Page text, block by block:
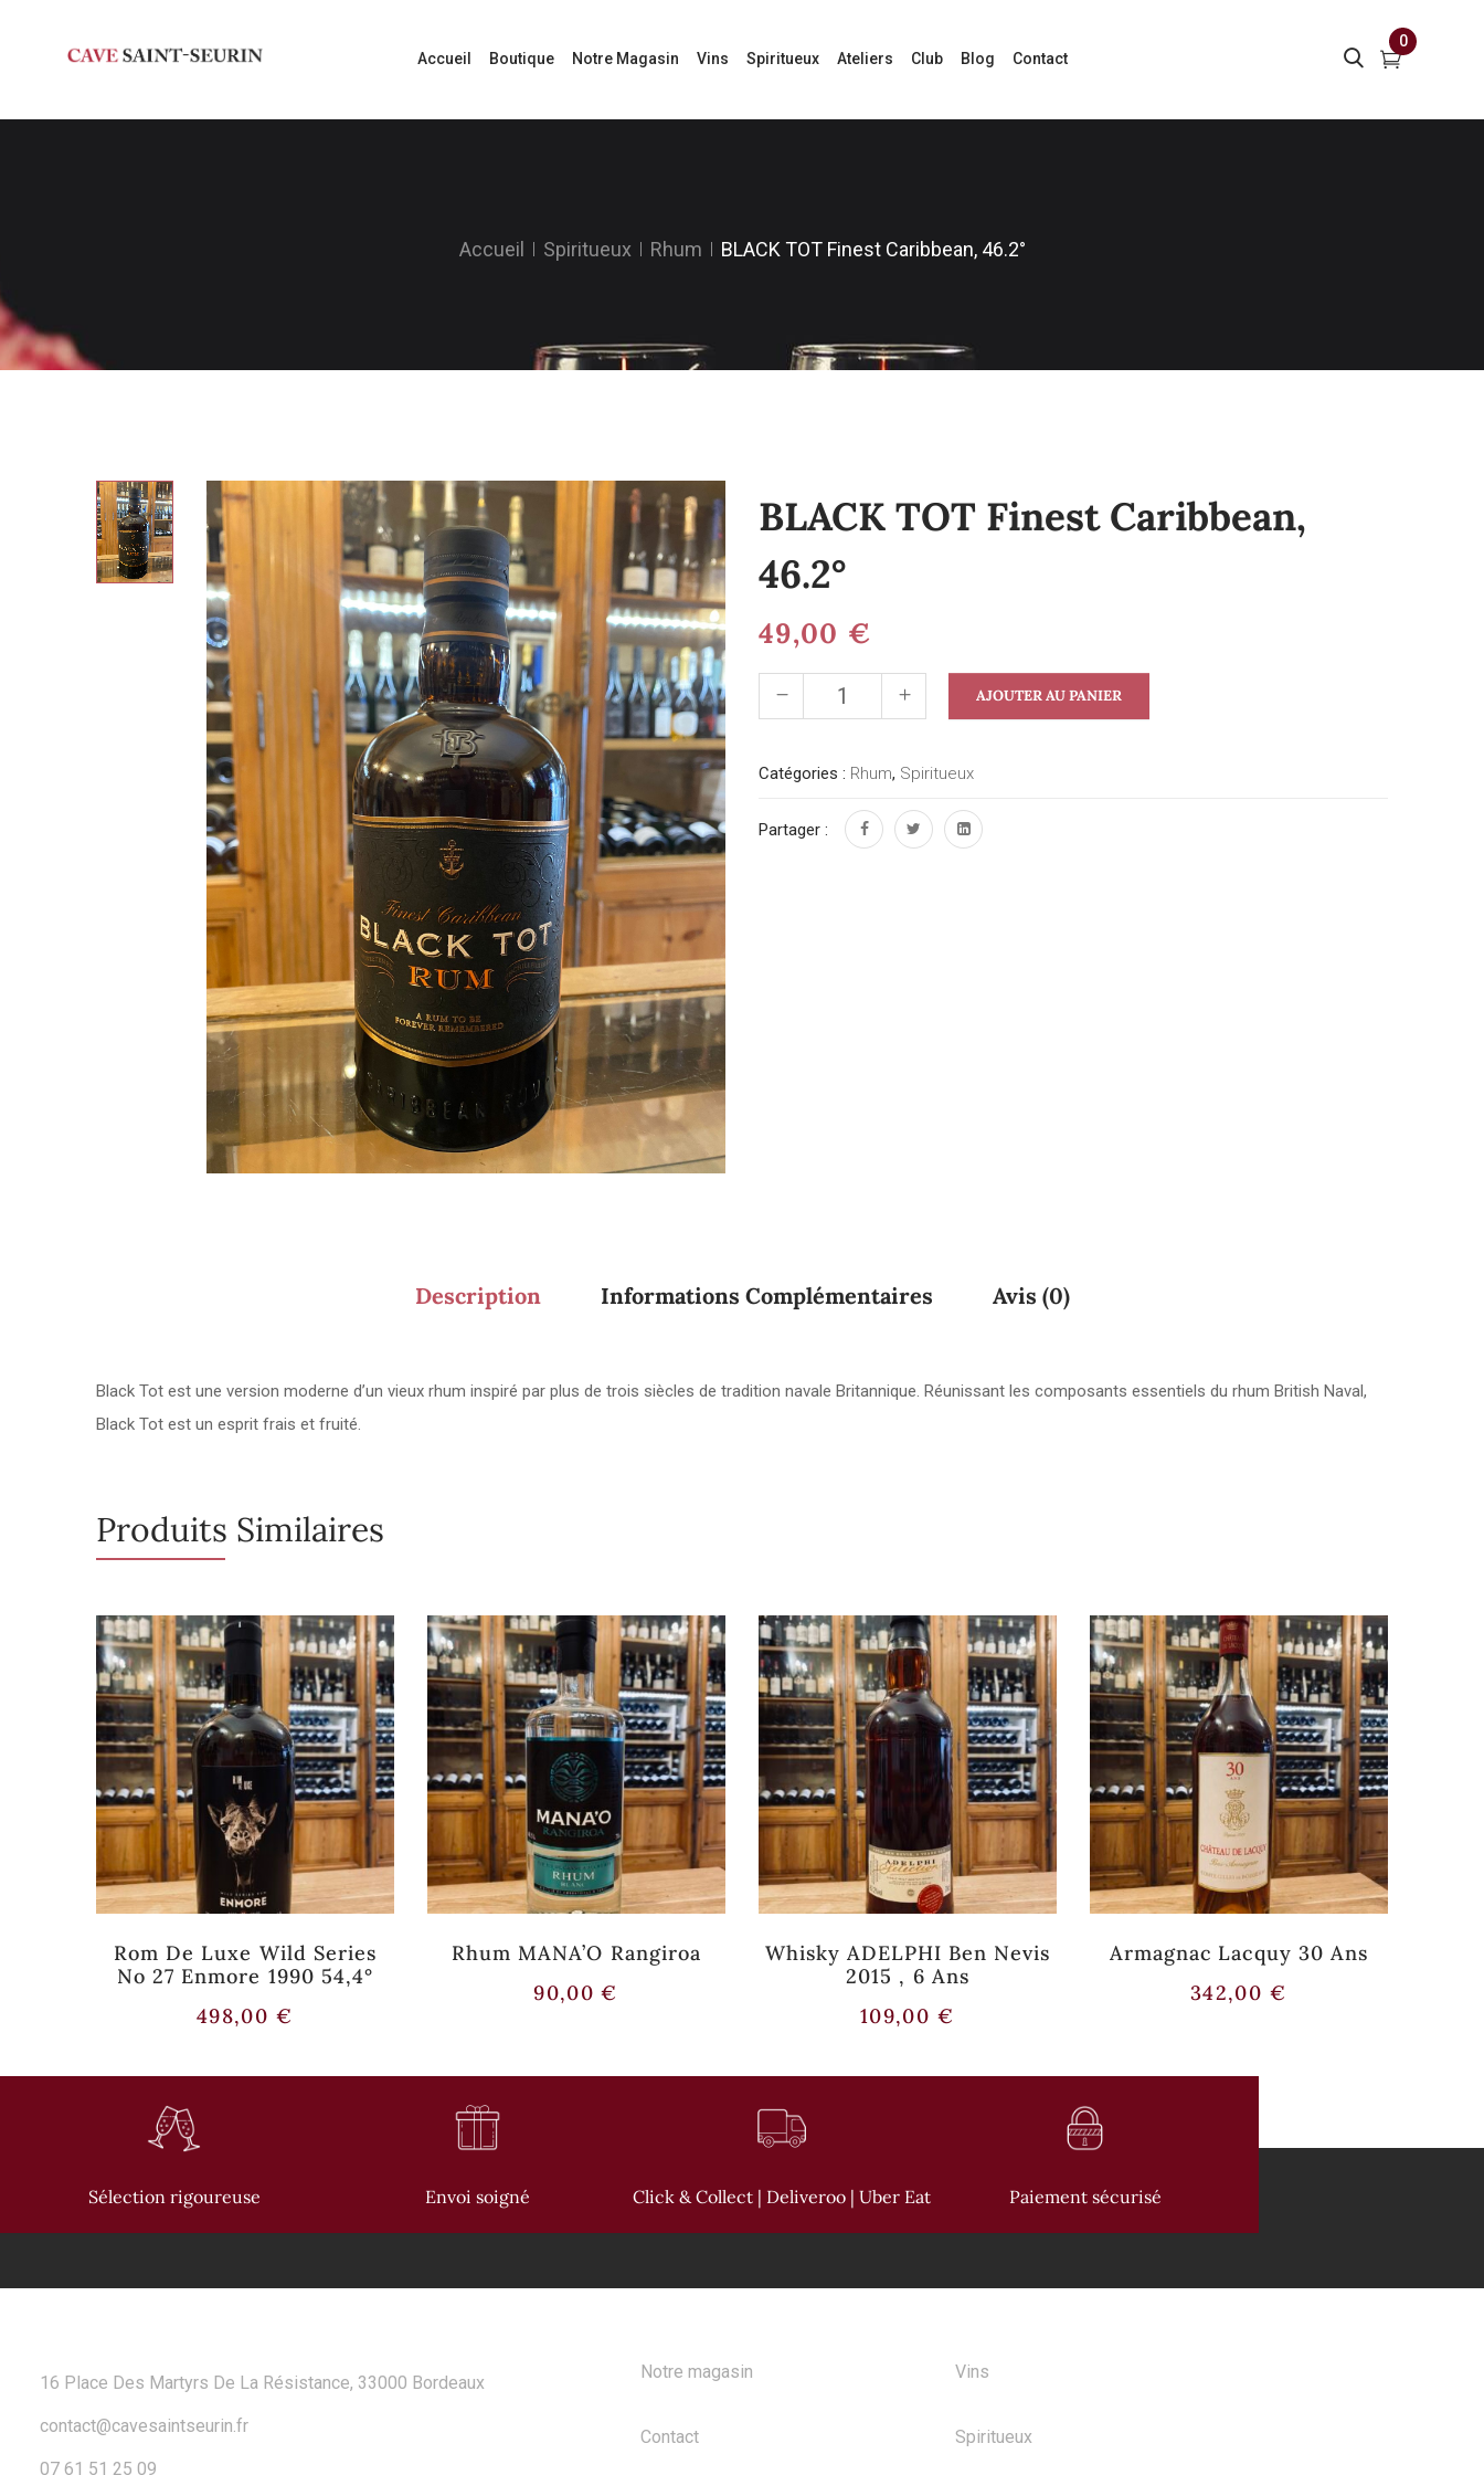
Accueil Boutique Notre Magasin Vins Spiritueux Ateliers Club Blog Contact
0
Accueil Spiritueux Rhum BLACK TOT Finest Caribbean, 46.2°
BLACK TOT Finest Caribbean,
46.2°
49,00 €
AJOUTER AU PANIER
Catégories : Rhum, Spiritueux
Partager :
Description Informations Complémentaires Avis (0)
Black Tot est une version moderne d’un vieux rhum inspiré par plus de trois siècles de tradition navale Britannique. Réunissant les composants essentiels du rhum British Naval,
Black Tot est un esprit frais et fruité.
Produits Similaires
Rom De Luxe Wild Series
No 27 Enmore 1990 54,4°
498,00 €
Rupture de stock
Rhum MANA’O Rangiroa
90,00€
Rupture de stock
Whisky ADELPHI Ben Nevis
2015 , 6 Ans
109,00 €
Armagnac Lacquy 30 Ans
342,00 €
Sélection rigoureuse Envoi soigné Click & Collect | Deliveroo | Uber Eat Paiement sécurisé
16 Place Des Martyrs De La Résistance, 33000 Bordeaux
contact@cavesaintseurin.fr
07 61 51 25 09
Notre magasin
Contact
Vins
Spiritueux